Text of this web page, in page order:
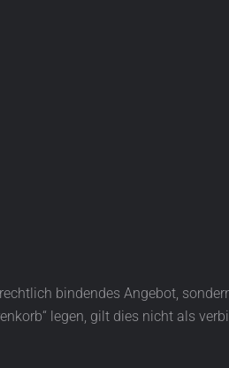
bindendes Angebot,
legen, gilt dies nicht als